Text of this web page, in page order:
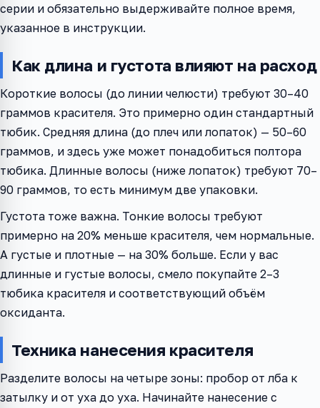
серии и обязательно выдерживайте полное время,
указанное в инструкции.
Как длина и густота влияют на расход
Короткие волосы (до линии челюсти) требуют 30–40
граммов красителя. Это примерно один стандартный
тюбик. Средняя длина (до плеч или лопаток) — 50–60
граммов, и здесь уже может понадобиться полтора
тюбика. Длинные волосы (ниже лопаток) требуют 70–
90 граммов, то есть минимум две упаковки.
Густота тоже важна. Тонкие волосы требуют
примерно на 20% меньше красителя, чем нормальные.
А густые и плотные — на 30% больше. Если у вас
длинные и густые волосы, смело покупайте 2–3
тюбика красителя и соответствующий объём
оксиданта.
Техника нанесения красителя
Разделите волосы на четыре зоны: пробор от лба к
затылку и от уха до уха. Начинайте нанесение с